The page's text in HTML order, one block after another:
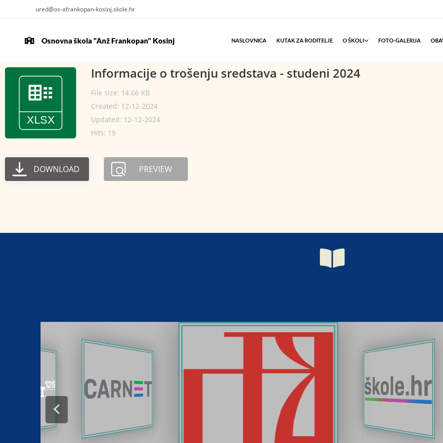
ured@os-afrankopan-kosinj.skole.hr
Osnovna škola "Anž Frankopan" Kosinj NASLOVNICA KUTAK ZA RODITELJE O ŠKOLI FOTO-GALERIJA
Informacije o trošenju sredstava - studeni 2024
File size: 14.66 KB
Created: 12-12-2024
Updated: 12-12-2024
Hits: 19
DOWNLOAD PREVIEW